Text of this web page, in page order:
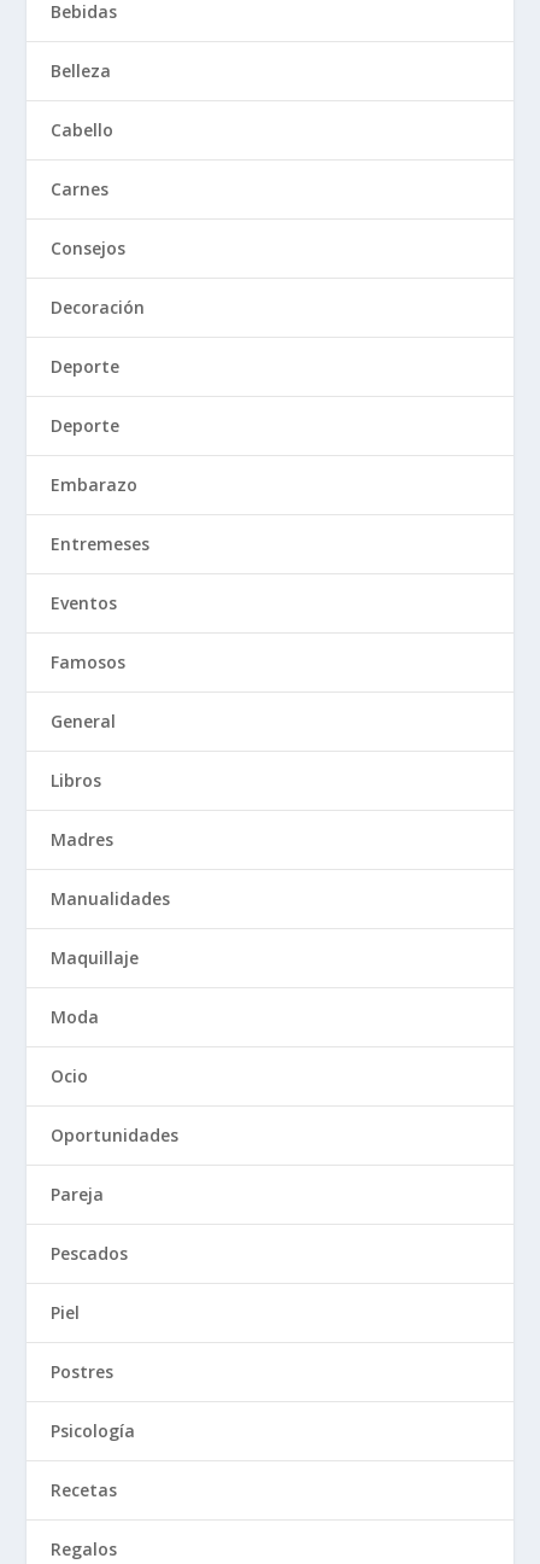
Bebidas
Belleza
Cabello
Carnes
Consejos
Decoración
Deporte
Deporte
Embarazo
Entremeses
Eventos
Famosos
General
Libros
Madres
Manualidades
Maquillaje
Moda
Ocio
Oportunidades
Pareja
Pescados
Piel
Postres
Psicología
Recetas
Regalos